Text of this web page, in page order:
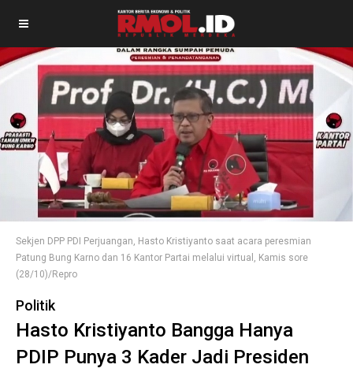
Sekjen DPP PDI Perjuangan, Hasto Kristiyanto saat acara peresmian
Patung Bung Karno dan 16 Kantor Partai melalui virtual, Kamis sore
(28/10)/Repro
Politik
Hasto Kristiyanto Bangga Hanya
PDIP Punya 3 Kader Jadi Presiden